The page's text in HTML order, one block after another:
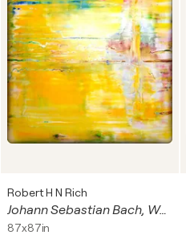
Robert H N Rich
Johann Sebastian Bach, Wachet auf, ruft uns die Stimme, Kantate BWV 140, 2020-2023-1
87x87in